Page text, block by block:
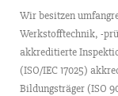
Wir besitzen
Werkstofftechnik, -
akkreditierte
(ISO/IEC 17025)
Bildungsträger (ISO